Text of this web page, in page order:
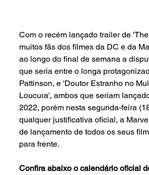
Com o recém lançado trailer de
muitos fãs dos filmes da DC e da
ao longo do final de semana a
que seria entre o longa
Pattinson, e 'Doutor Estranho no
Loucura', ambos que seriam
2022, porém nesta segunda-feira
qualquer justificativa oficial, a
de lançamento de todos os seus
para frente.
Confira abaixo o calendário oficial